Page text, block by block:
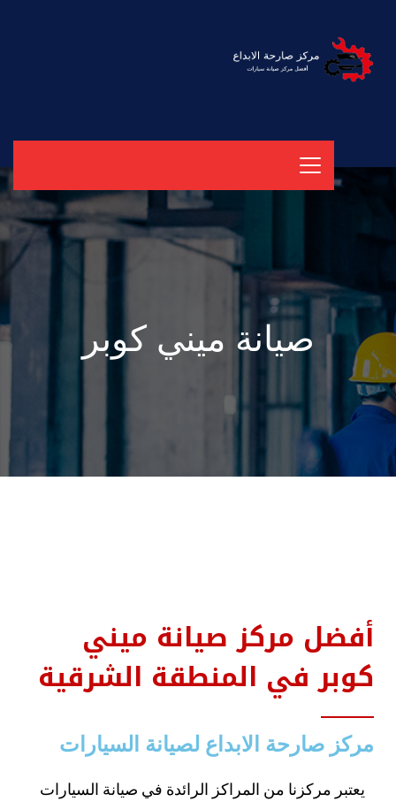
صيانة ميني كوبر
أفضل مركز صيانة ميني
كوبر في المنطقة الشرقية
مركز صارحة الابداع لصيانة السيارات
يعتبر مركزنا من المراكز الرائدة في صيانة السيارات